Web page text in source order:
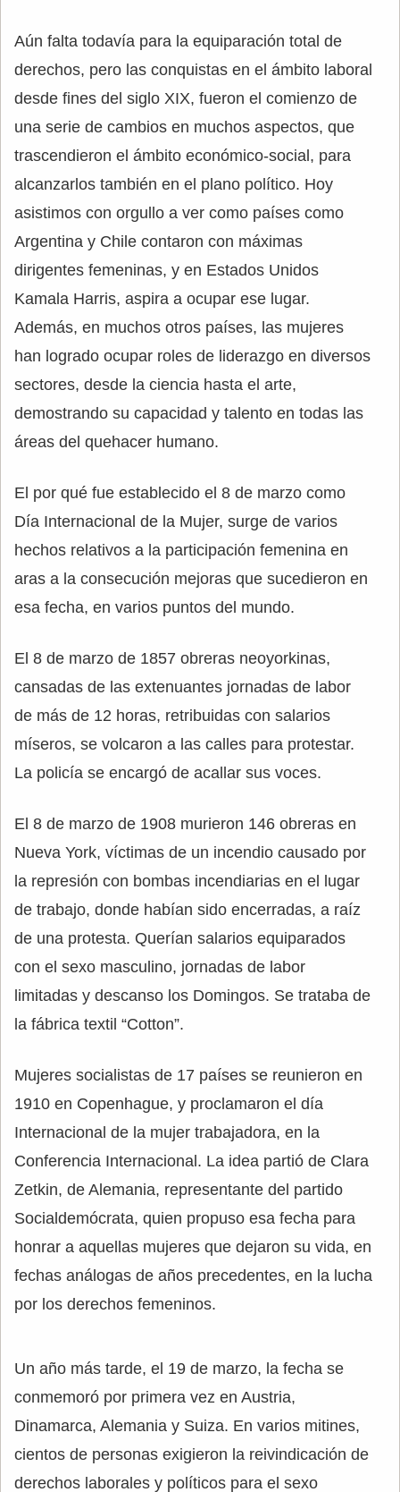
Aún falta todavía para la equiparación total de
derechos, pero las conquistas en el ámbito laboral
desde fines del siglo XIX, fueron el comienzo de
una serie de cambios en muchos aspectos, que
trascendieron el ámbito económico-social, para
alcanzarlos también en el plano político. Hoy
asistimos con orgullo a ver como países como
Argentina y Chile contaron con máximas
dirigentes femeninas, y en Estados Unidos
Kamala Harris, aspira a ocupar ese lugar.
Además, en muchos otros países, las mujeres
han logrado ocupar roles de liderazgo en diversos
sectores, desde la ciencia hasta el arte,
demostrando su capacidad y talento en todas las
áreas del quehacer humano.
El por qué fue establecido el 8 de marzo como
Día Internacional de la Mujer, surge de varios
hechos relativos a la participación femenina en
aras a la consecución mejoras que sucedieron en
esa fecha, en varios puntos del mundo.
El 8 de marzo de 1857 obreras neoyorkinas,
cansadas de las extenuantes jornadas de labor
de más de 12 horas, retribuidas con salarios
míseros, se volcaron a las calles para protestar.
La policía se encargó de acallar sus voces.
El 8 de marzo de 1908 murieron 146 obreras en
Nueva York, víctimas de un incendio causado por
la represión con bombas incendiarias en el lugar
de trabajo, donde habían sido encerradas, a raíz
de una protesta. Querían salarios equiparados
con el sexo masculino, jornadas de labor
limitadas y descanso los Domingos. Se trataba de
la fábrica textil “Cotton”.
Mujeres socialistas de 17 países se reunieron en
1910 en Copenhague, y proclamaron el día
Internacional de la mujer trabajadora, en la
Conferencia Internacional. La idea partió de Clara
Zetkin, de Alemania, representante del partido
Socialdemócrata, quien propuso esa fecha para
honrar a aquellas mujeres que dejaron su vida, en
fechas análogas de años precedentes, en la lucha
por los derechos femeninos.
Un año más tarde, el 19 de marzo, la fecha se
conmemoró por primera vez en Austria,
Dinamarca, Alemania y Suiza. En varios mitines,
cientos de personas exigieron la reivindicación de
derechos laborales y políticos para el sexo